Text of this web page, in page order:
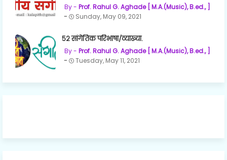
Prof. Rahul G. Aghade [ M.A.(Music), B.ed., ]
Sunday, May 09, 2021
५२ सांगेतिक परिभाषा/व्याख्या.
Prof. Rahul G. Aghade [ M.A.(Music), B.ed., ]
Tuesday, May 11, 2021